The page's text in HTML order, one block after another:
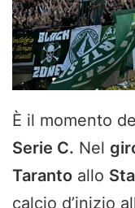
È il momento
Serie C. Nel
Taranto allo
calcio d’inizio